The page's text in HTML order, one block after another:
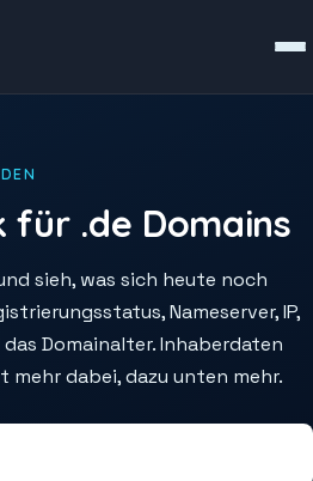
für .de Domains
sieh, was sich heute noch
Nameserver, IP,
Domainalter. Inhaberdaten
mehr dabei, dazu unten mehr.